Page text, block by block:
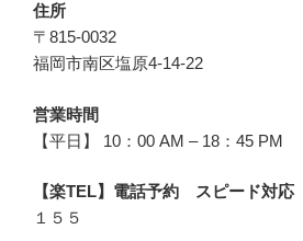
住所
〒815-0032
福岡市南区塩原4-14-22
営業時間
【平日】 10：00 AM – 18：45 PM
【楽TEL】電話予約 スピード対応
１５５